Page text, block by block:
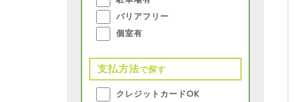
バリアフリー
個室有
支払方法で探す
クレジットカードOK